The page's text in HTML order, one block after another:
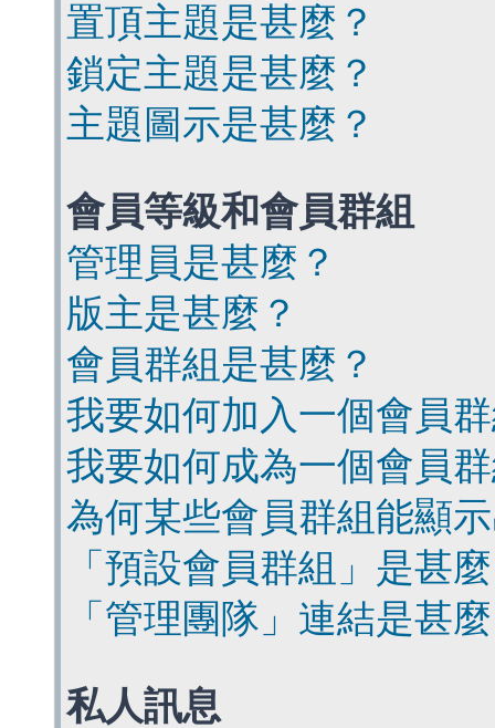
置頂主題是甚麼？
鎖定主題是甚麼？
主題圖示是甚麼？
會員等級和會員群組
管理員是甚麼？
版主是甚麼？
會員群組是甚麼？
我要如何加入一個會員
我要如何成為一個會員
為何某些會員群組能顯
「預設會員群組」是甚
「管理團隊」連結是甚
私人訊息